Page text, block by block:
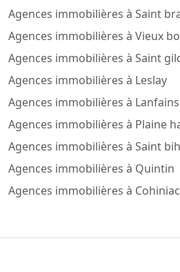
Agences immobilières à Saint
Agences immobilières à Vieux
Agences immobilières à Saint
Agences immobilières à Leslay
Agences immobilières à Lanfains
Agences immobilières à Plaine
Agences immobilières à Saint
Agences immobilières à Quintin
Agences immobilières à Cohiniac